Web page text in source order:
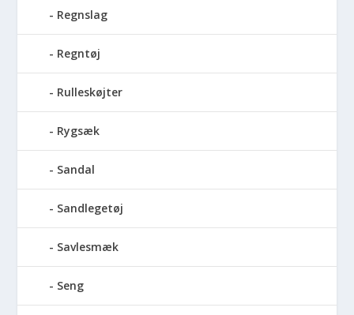
Regnslag
Regntøj
Rulleskøjter
Rygsæk
Sandal
Sandlegetøj
Savlesmæk
Seng